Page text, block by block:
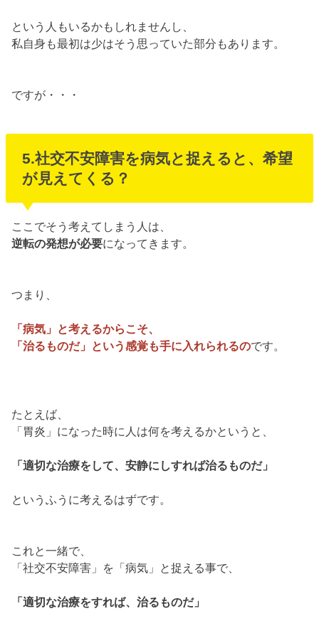
という人もいるかもしれませんし、
私自身も最初は少はそう思っていた部分もあります。
ですが・・・
5.社交不安障害を病気と捉えると、希望
が見えてくる？
ここでそう考えてしまう人は、
逆転の発想が必要になってきます。
つまり、
「病気」と考えるからこそ、
「治るものだ」という感覚も手に入れられるのです。
たとえば、
「胃炎」になった時に人は何を考えるかというと、
「適切な治療をして、安静にしすれば治るものだ」
というふうに考えるはずです。
これと一緒で、
「社交不安障害」を「病気」と捉える事で、
「適切な治療をすれば、治るものだ」